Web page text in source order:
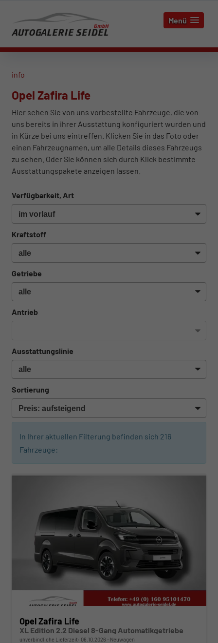
Menü
info
Opel Zafira Life
Hier sehen Sie von uns vorbestellte Fahrzeuge, die von
uns bereits in ihrer Ausstattung konfiguriert wurden und
in Kürze bei uns eintreffen. Klicken Sie in das Foto oder
einen Fahrzeugnamen, um alle Details dieses Fahrzeugs
zu sehen. Oder Sie können sich durch Klick bestimmte
Ausstattungspakete anzeigen lassen.
Verfügbarkeit, Art
Kraftstoff
Getriebe
Antrieb
Ausstattungslinie
Sortierung
In Ihrer aktuellen Filterung befinden sich 216
Fahrzeuge:
ab 407,– € mtl.
Opel Zafira Life
XL Edition 2.2 Diesel 8-Gang Automatikgetriebe
unverbindliche Lieferzeit: 06.10.2026 Neuwagen